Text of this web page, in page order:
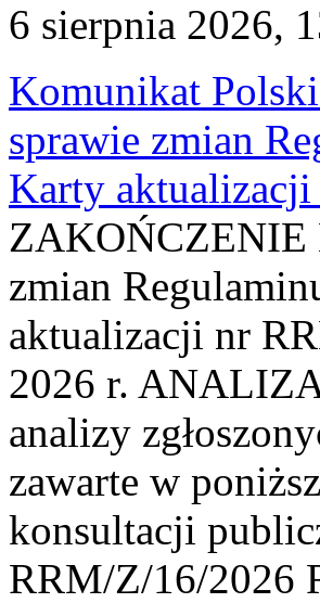
6 sierpnia 2026,
Komunikat
sprawie zmian
Karty
ZAKOŃCZENIE
zmian
aktualizacji nr
2026 r.
analizy
zawarte w
konsultacji
RRM/Z/16/2026